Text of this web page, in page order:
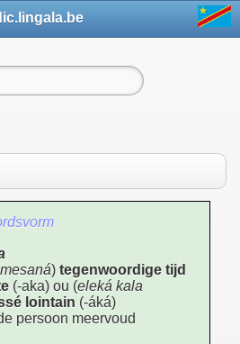
) tegenwoordige tijd
(-aka) ou (eleká kala
lointain (-áká)
persoon meervoud